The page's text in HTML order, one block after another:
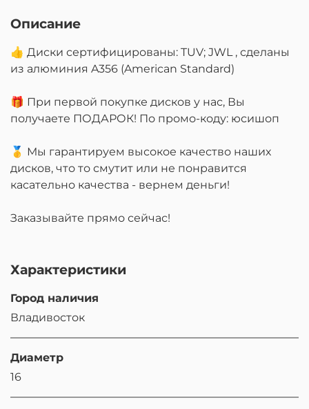
Описание
👍 Диски сертифицированы: TUV; JWL , сделаны
из алюминия A356 (American Standard)
🎁 При первой покупке дисков у нас, Вы
получаете ПОДАРОК! По промо-коду: юсишоп
🥇 Мы гарантируем высокое качество наших
дисков, что то смутит или не понравится
касательно качества - вернем деньги!
Заказывайте прямо сейчас!
Характеристики
Город наличия
Владивосток
Диаметр
16